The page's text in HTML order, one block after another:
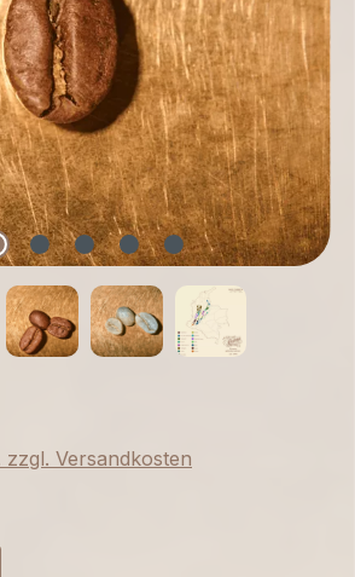
Versandkosten